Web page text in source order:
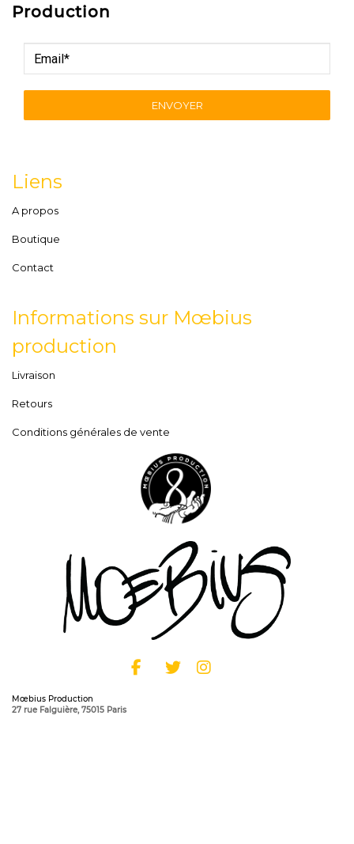
Production
ENVOYER
Liens
A propos
Boutique
Contact
Informations sur Mœbius
production
Livraison
Retours
Conditions générales de vente
Mœbius Production
27 rue Falguière, 75015 Paris